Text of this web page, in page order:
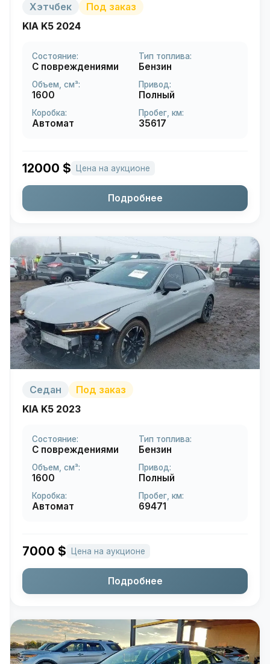
Хэтчбек
Под заказ
KIA K5 2024
Состояние:
С повреждениями
Тип топлива:
Бензин
Объем, см³:
1600
Привод:
Полный
Коробка:
Автомат
Пробег, км:
35617
12000 $ Цена на аукционе
Подробнее
Седан
Под заказ
KIA K5 2023
Состояние:
С повреждениями
Тип топлива:
Бензин
Объем, см³:
1600
Привод:
Полный
Коробка:
Автомат
Пробег, км:
69471
7000 $ Цена на аукционе
Подробнее